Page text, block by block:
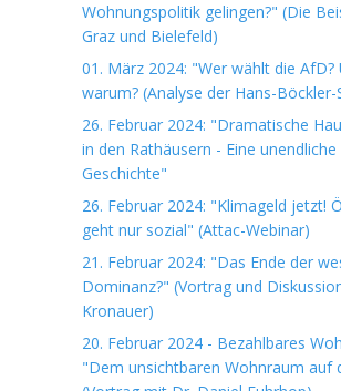
Wohnungspolitik gelingen?" (Die
Graz und Bielefeld)
01. März 2024: "Wer wählt die AfD?
warum? (Analyse der Hans-
26. Februar 2024: "Dramatische
in den Rathäusern - Eine unendliche
Geschichte"
26. Februar 2024: "Klimageld jetzt!
geht nur sozial" (Attac-Webinar)
21. Februar 2024: "Das Ende der
Dominanz?" (Vortrag und
Kronauer)
20. Februar 2024 - Bezahlbares
"Dem unsichtbaren Wohnraum auf